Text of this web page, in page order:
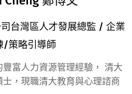
台灣區人才發展總監 / 企業
/策略引導師
富人力資源管理經驗， 清大
，現職清大教育與心理諮商